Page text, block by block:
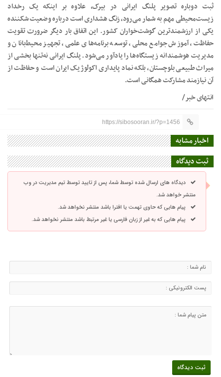
ثبت دوباره تصویر پلنگ ایرانی در بیرک، علاوه بر اینکه یک رخداد
زیست‌محیطی مهم به شمار می‌رود، زنگ هشداری است درباره وضعیت شکننده
یکی از ارزشمندترین گوشت‌خواران کشور. این اتفاق بار دیگر ضرورت تقویت
حفاظت، آموزش جوامع محلی، توسعه برنامه‌های علمی، تجهیز محیط‌بانان و
مدیریت هوشمندانه زیستگاه‌ها را یادآور می‌شود. پلنگ ایرانی نه‌تنها بخشی از
میراث طبیعی بلوچستان، بلکه نماد پایداری اکولوژیک ایران است و حفاظت از
آن نیازمند مشارکت همگانی است.
انتهای خبر/
https://sibosooran.ir/?p=1456
اخبار مشابه
ثبت دیدگاه
دیدگاه های ارسال شده توسط شما، پس از تایید توسط تیم مدیریت در وب
منتشر خواهد شد.
پیام هایی که حاوی تهمت یا افترا باشد منتشر نخواهد شد.
پیام هایی که به غیر از زبان فارسی یا غیر مرتبط باشد منتشر نخواهد شد.